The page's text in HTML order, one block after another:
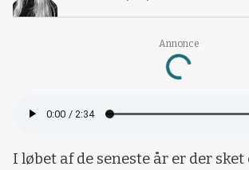
Annonce
Loading...
I løbet af de seneste år er der